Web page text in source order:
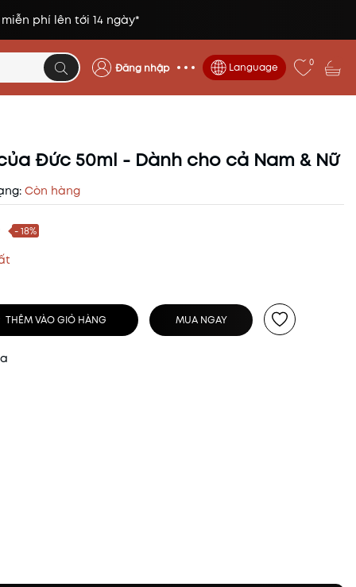
phí lên tới 14 ngày*
Đăng nhập Language 0
Đức 50ml - Dành cho cả Nam & Nữ
Còn hàng
- 18%
THÊM VÀO GIỎ HÀNG MUA NGAY